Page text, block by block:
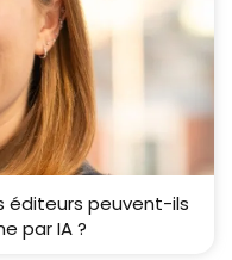
éditeurs peuvent-ils
par IA ?